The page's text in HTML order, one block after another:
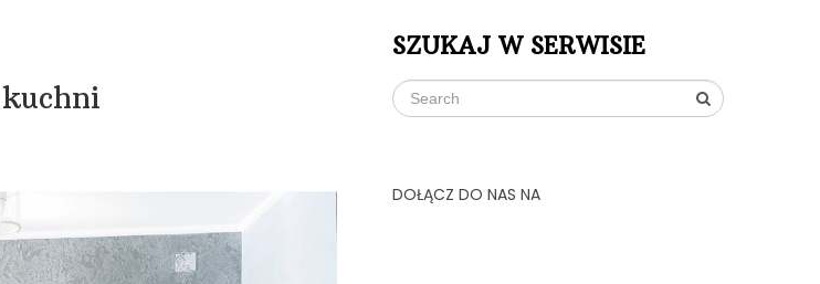
SZUKAJ W SERWISIE
DOŁĄCZ DO NAS NA